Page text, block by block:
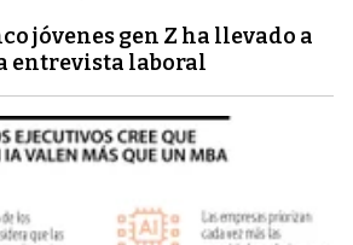
jóvenes gen Z ha llevado a
entrevista laboral